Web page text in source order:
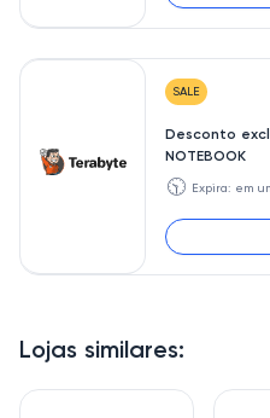
Lojas similares:
SALE
Desconto
NOTEBOOK
🕥 Expira: em